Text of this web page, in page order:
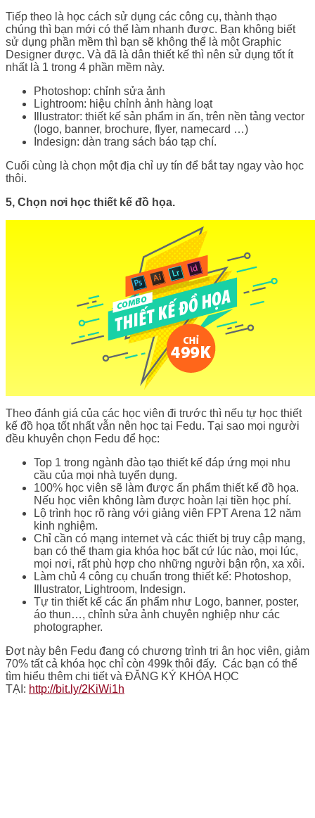
Tiếp theo là học cách sử dụng các công cụ, thành thạo
chúng thì bạn mới có thể làm nhanh được. Bạn không biết
sử dụng phần mềm thì bạn sẽ không thể là một Graphic
Designer được. Và đã là dân thiết kế thì nên sử dụng tốt ít
nhất là 1 trong 4 phần mềm này.
Photoshop: chỉnh sửa ảnh
Lightroom: hiệu chỉnh ảnh hàng loạt
Illustrator: thiết kế sản phẩm in ấn, trên nền tảng vector
(logo, banner, brochure, flyer, namecard …)
Indesign: dàn trang sách báo tạp chí.
Cuối cùng là chọn một địa chỉ uy tín để bắt tay ngay vào học
thôi.
5, Chọn nơi học thiết kế đồ họa.
Theo đánh giá của các học viên đi trước thì nếu tự học thiết
kế đồ họa tốt nhất vẫn nên học tại Fedu. Tại sao mọi người
đều khuyên chọn Fedu để học:
Top 1 trong ngành đào tạo thiết kế đáp ứng mọi nhu
cầu của mọi nhà tuyển dụng.
100% học viên sẽ làm được ấn phẩm thiết kế đồ họa.
Nếu học viên không làm được hoàn lại tiền học phí.
Lộ trình học rõ ràng với giảng viên FPT Arena 12 năm
kinh nghiệm.
Chỉ cần có mạng internet và các thiết bị truy cập mạng,
bạn có thể tham gia khóa học bất cứ lúc nào, mọi lúc,
mọi nơi, rất phù hợp cho những người bận rộn, xa xôi.
Làm chủ 4 công cụ chuẩn trong thiết kế: Photoshop,
Illustrator, Lightroom, Indesign.
Tự tin thiết kế các ấn phẩm như Logo, banner, poster,
áo thun…, chỉnh sửa ảnh chuyên nghiệp như các
photographer.
Đợt này bên Fedu đang có chương trình tri ân học viên, giảm
70% tất cả khóa học chỉ còn 499k thôi đấy. Các bạn có thể
tìm hiểu thêm chi tiết và ĐĂNG KÝ KHÓA HỌC
TẠI: http://bit.ly/2KiWi1h